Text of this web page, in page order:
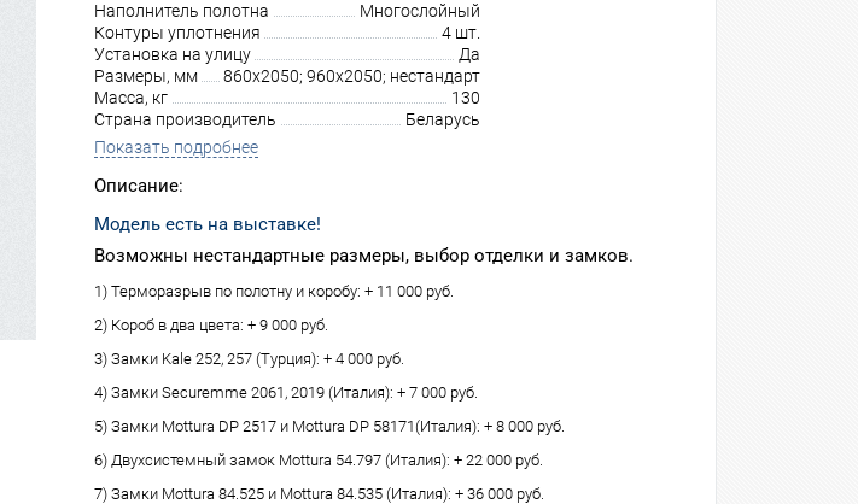
Наполнитель полотна
Многослойный
Контуры уплотнения
4 шт.
Установка на улицу
Да
Размеры, мм
860х2050; 960х2050; нестандарт
Масса, кг
130
Страна производитель
Беларусь
Показать подробнее
Описание:
Модель есть на выставке!
Возможны нестандартные размеры, выбор отделки и замков.
1) Терморазрыв по полотну и коробу: + 11 000 руб.
2) Короб в два цвета: + 9 000 руб.
3) Замки Kale 252, 257 (Турция): + 4 000 руб.
4) Замки Securemme 2061, 2019 (Италия): + 7 000 руб.
5) Замки Mottura DP 2517 и Mottura DP 58171(Италия): + 8 000 руб.
6) Двухсистемный замок Mottura 54.797 (Италия): + 22 000 руб.
7) Замки Mottura 84.525 и Mottura 84.535 (Италия): + 36 000 руб.